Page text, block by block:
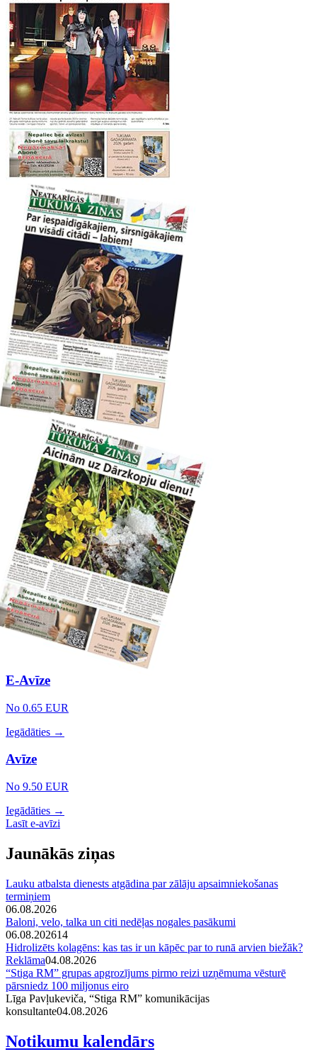
E-Avīze
No 0.65 EUR
Iegādāties →
Avīze
No 9.50 EUR
Iegādāties →
Lasīt e-avīzi
Jaunākās ziņas
Lauku atbalsta dienests atgādina par zālāju apsaimniekošanas
termiņiem
06.08.2026
Baloni, velo, talka un citi nedēļas nogales pasākumi
06.08.202614
Hidrolizēts kolagēns: kas tas ir un kāpēc par to runā arvien biežāk?
Reklāma04.08.2026
“Stiga RM” grupas apgrozījums pirmo reizi uzņēmuma vēsturē
pārsniedz 100 miljonus eiro
Līga Pavļukeviča, “Stiga RM” komunikācijas
konsultante04.08.2026
Notikumu kalendārs